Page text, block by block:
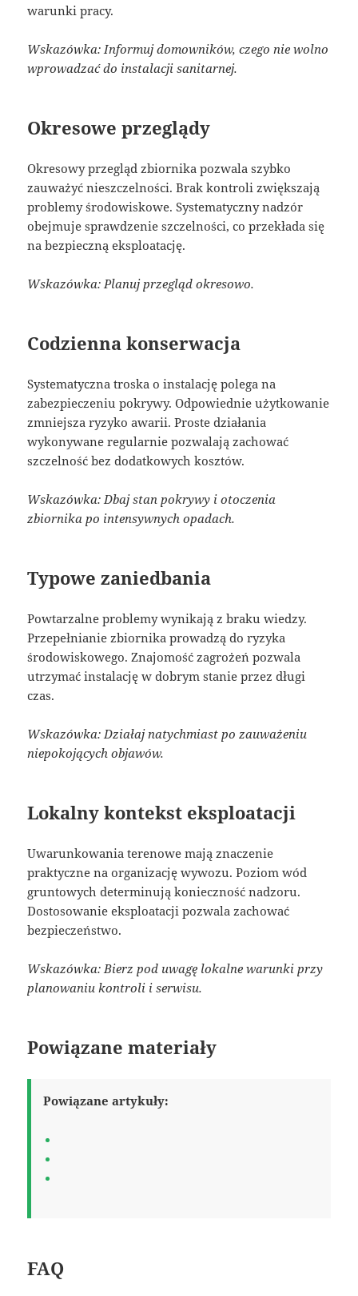
warunki pracy.
Wskazówka: Informuj domowników, czego nie wolno
wprowadzać do instalacji sanitarnej.
Okresowe przeglądy
Okresowy przegląd zbiornika pozwala szybko
zauważyć nieszczelności. Brak kontroli zwiększają
problemy środowiskowe. Systematyczny nadzór
obejmuje sprawdzenie szczelności, co przekłada się
na bezpieczną eksploatację.
Wskazówka: Planuj przegląd okresowo.
Codzienna konserwacja
Systematyczna troska o instalację polega na
zabezpieczeniu pokrywy. Odpowiednie użytkowanie
zmniejsza ryzyko awarii. Proste działania
wykonywane regularnie pozwalają zachować
szczelność bez dodatkowych kosztów.
Wskazówka: Dbaj stan pokrywy i otoczenia
zbiornika po intensywnych opadach.
Typowe zaniedbania
Powtarzalne problemy wynikają z braku wiedzy.
Przepełnianie zbiornika prowadzą do ryzyka
środowiskowego. Znajomość zagrożeń pozwala
utrzymać instalację w dobrym stanie przez długi
czas.
Wskazówka: Działaj natychmiast po zauważeniu
niepokojących objawów.
Lokalny kontekst eksploatacji
Uwarunkowania terenowe mają znaczenie
praktyczne na organizację wywozu. Poziom wód
gruntowych determinują konieczność nadzoru.
Dostosowanie eksploatacji pozwala zachować
bezpieczeństwo.
Wskazówka: Bierz pod uwagę lokalne warunki przy
planowaniu kontroli i serwisu.
Powiązane materiały
Powiązane artykuły:
FAQ